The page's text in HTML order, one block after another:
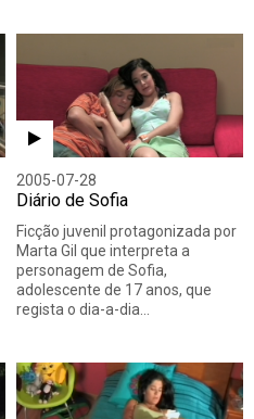
2005-07-28
Diário de Sofia
Ficção juvenil protagonizada por
Marta Gil que interpreta a
personagem de Sofia,
adolescente de 17 anos, que
regista o dia-a-dia…